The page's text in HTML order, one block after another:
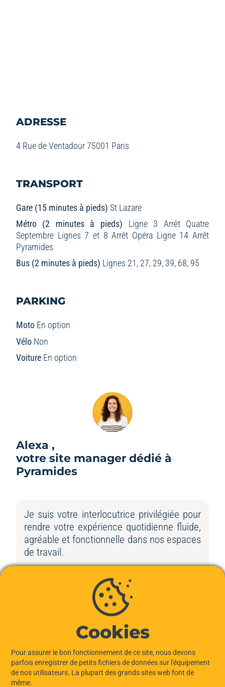
ADRESSE
4 Rue de Ventadour 75001 Paris
TRANSPORT
Gare (15 minutes à pieds) St Lazare
Métro (2 minutes à pieds) Ligne 3 Arrêt Quatre
SeptembreLignes 7 et 8 Arrêt Opéra Ligne 14 Arrêt
Pyramides
Bus (2 minutes à pieds) Lignes 21, 27, 29, 39, 68, 95
PARKING
MotoEn option
VéloNon
VoitureEn option
Alexa ,
votre site manager dédié à
Pyramides
Je suis votre interlocutrice privilégiée pour
rendre votre expérience quotidienne fluide,
agréable et fonctionnelle dans nos espaces
de travail.
Bienvenue dans votre nouveau chez-vous !
Contacter notre experte
Nos offres à Pyramides
Cookies
Pour assurer le bon fonctionnement de ce site, nous devons
parfois enregistrer de petits fichiers de données sur l'équipement
de nos utilisateurs. La plupart des grands sites web font de
même.